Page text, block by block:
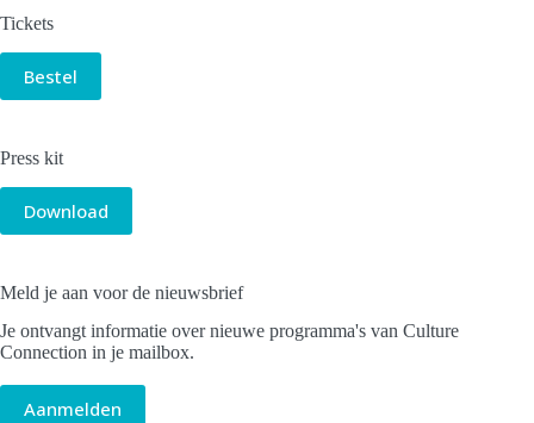
Tickets
Bestel
Press kit
Download
Meld je aan voor de nieuwsbrief
Je ontvangt informatie over nieuwe programma's van Culture
Connection in je mailbox.
Aanmelden